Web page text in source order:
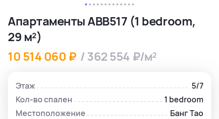
Апартаменты ABB517 (1 bedroom,
29 м²)
10 514 060 ₽ / 362 554 ₽/м²
Этаж
5/7
Кол-во спален
1 bedroom
Местоположение
Банг Тао